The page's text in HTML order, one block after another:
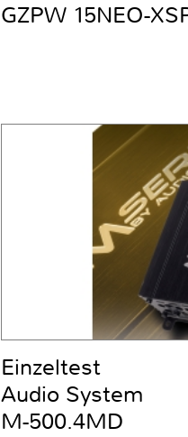
GZPW 15NEO-
Einzeltest
Audio System
M-500.4MD